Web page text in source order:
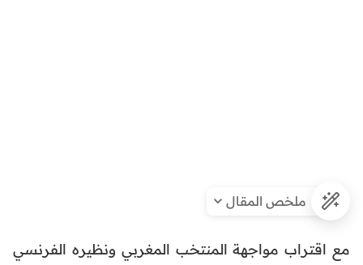
ملخص المقال
مع اقتراب مواجهة المنتخب المغربي ونظيره الفرنسي